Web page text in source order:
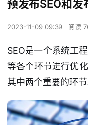
预发布SEO和发
2023-11-09 09:39 阅读
SEO是一个系统工
等各个环节进行优
其中两个重要的环节